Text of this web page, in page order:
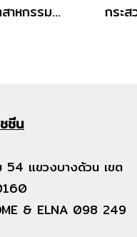
กระสวยจักรเย็บอุตสาหกรรม # 55623S แบบมีร่องหยุดกระสวย
ชีน
54 แขวงบางด้วน เขต
& ELNA 098 249